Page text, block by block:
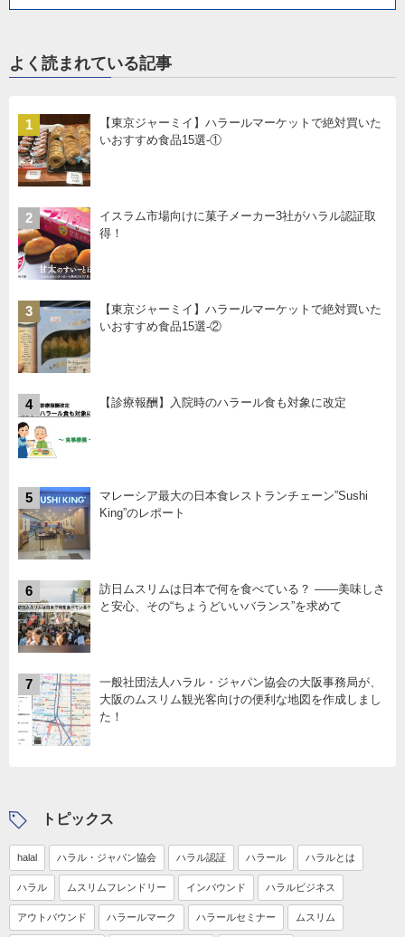
よく読まれている記事
1
【東京ジャーミイ】ハラールマーケットで絶対買いた
いおすすめ食品15選-①
2
イスラム市場向けに菓子メーカー3社がハラル認証取
得！
3
【東京ジャーミイ】ハラールマーケットで絶対買いた
いおすすめ食品15選-②
4 【診療報酬】入院時のハラール食も対象に改定
5
マレーシア最大の日本食レストランチェーン”Sushi
King”のレポート
6
訪日ムスリムは日本で何を食べている？ ――美味しさ
と安心、その“ちょうどいいバランス”を求めて
7
一般社団法人ハラル・ジャパン協会の大阪事務局が、
大阪のムスリム観光客向けの便利な地図を作成しまし
た！
トピックス
halal ハラル・ジャパン協会 ハラル認証 ハラール ハラルとは
ハラル ムスリムフレンドリー インバウンド ハラルビジネス
アウトバウンド ハラールマーク ハラールセミナー ムスリム